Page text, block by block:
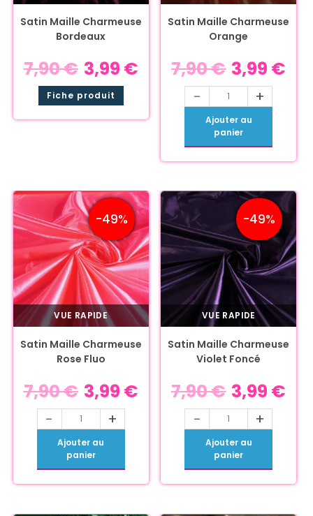
Satin Maille Charmeuse
Bordeaux
7,90€ 3,99 €
Fiche produit
Satin Maille Charmeuse
Orange
7,90€ 3,99 €
- +
Ajouter au
panier
-49%
VUE RAPIDE
Satin Maille Charmeuse
Rose Fluo
7,90€ 3,99 €
- +
Ajouter au
panier
-49%
VUE RAPIDE
Satin Maille Charmeuse
Violet Foncé
7,90€ 3,99 €
- +
Ajouter au
panier